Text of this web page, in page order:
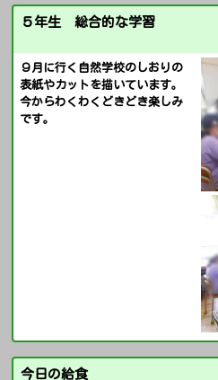
５年生 総合的な学習
９月に行く自然学校のしおりの
表紙やカットを描いています。
今からわくわくどきどき楽しみ
です。
今日の給食